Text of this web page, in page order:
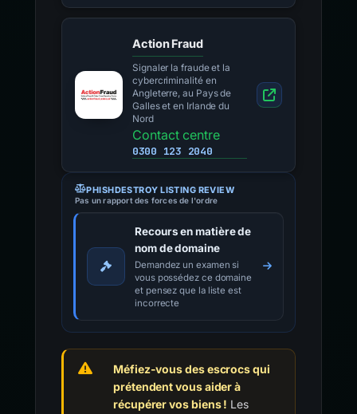
Action Fraud
Signaler la fraude et la
cybercriminalité en
Angleterre, au Pays de
Galles et en Irlande du
Nord
Contact centre
0300 123 2040
PHISHDESTROY LISTING REVIEW
Pas un rapport des forces de l'ordre
Recours en matière de
nom de domaine
Demandez un examen si
vous possédez ce domaine
et pensez que la liste est
incorrecte
Méfiez-vous des escrocs qui
prétendent vous aider à
récupérer vos biens ! Les